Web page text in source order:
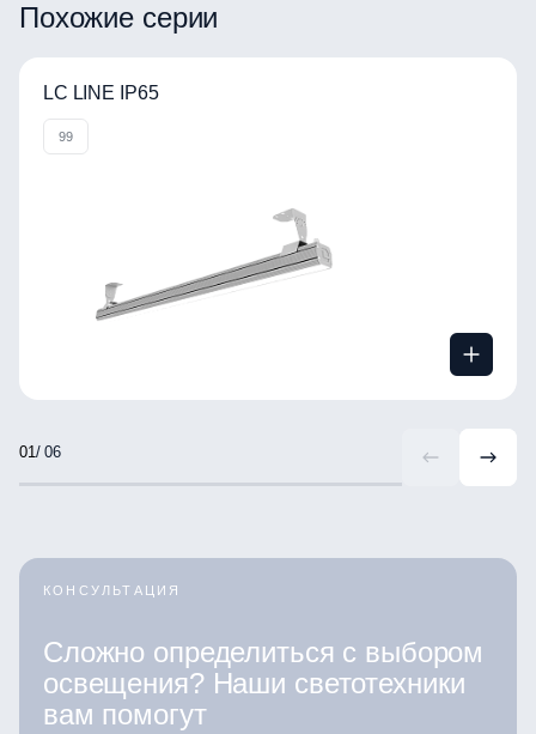
Похожие серии
LC LINE IP65
99
/ 06
КОНСУЛЬТАЦИЯ
Сложно определиться с выбором
освещения? Наши светотехники
вам помогут